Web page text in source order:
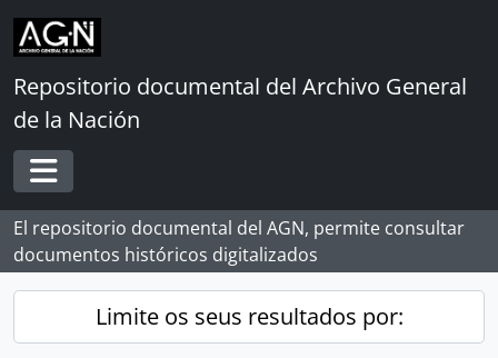
Skip to main content
Repositorio documental del Archivo General
de la Nación
Toggle navigation
El repositorio documental del AGN, permite consultar
documentos históricos digitalizados
Limite os seus resultados por: